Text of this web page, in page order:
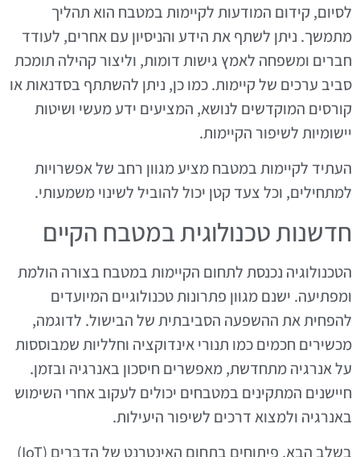
לסיום, קידום המודעות לקיימות במטבח הוא תהליך
מתמשך. ניתן לשתף את הידע והניסיון עם אחרים, לעודד
חברים ומשפחה לאמץ גישות דומות, וליצור קהילה תומכת
סביב ערכים של קיימות. כמו כן, ניתן להשתתף בסדנאות או
קורסים המוקדשים לנושא, המציעים ידע מעשי ושיטות
יישומיות לשיפור הקיימות.
העתיד לקיימות במטבח מציע מגוון רחב של אפשרויות
למתחילים, וכל צעד קטן יכול להוביל לשינוי משמעותי.
חדשנות טכנולוגית במטבח הקיים
הטכנולוגיה נכנסת לתחום הקיימות במטבח בצורה הולמת
ומפתיעה. ישנם מגוון פתרונות טכנולוגיים המיועדים
להפחית את ההשפעה הסביבתית של הבישול. לדוגמה,
מכשירים חכמים כמו תנורי אינדוקציה וחלליות שמבוססות
על אנרגיה מתחדשת, מאפשרים חיסכון באנרגיה ובזמן.
חיישנים המתקינים במטבחים יכולים לעקוב אחרי השימוש
באנרגיה ולמצוא דרכים לשיפור היעילות.
בשלב הבא, פיתוחים בתחום האינטרנט של הדברים (IoT)